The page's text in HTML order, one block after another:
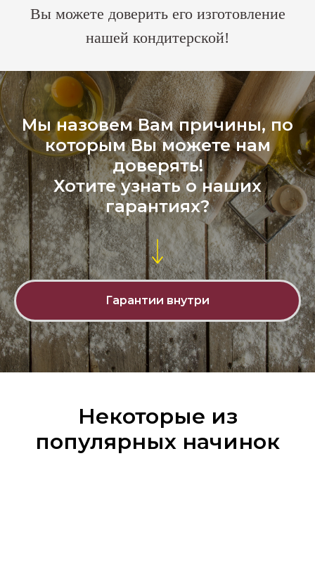
Вы можете доверить его изготовление
нашей кондитерской!
Мы назовем Вам причины, по
которым Вы можете нам
доверять!
Хотите узнать о наших
гарантиях?
Гарантии внутри
Некоторые из
популярных начинок